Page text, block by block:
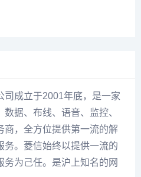
司成立于2001年底，是一家
据、布线、语音、监控、
商，全方位提供第一流的解
务。菱信始终以提供一流的
为己任。是沪上知名的网